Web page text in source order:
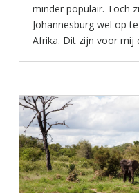
minder populair. Toch
Johannesburg wel op
Afrika. Dit zijn voor